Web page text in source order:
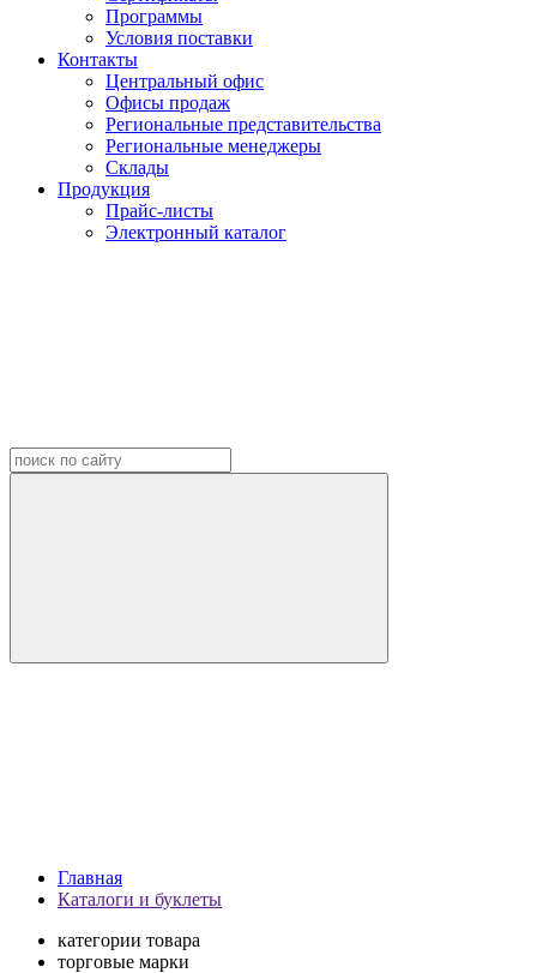
Программы
Условия поставки
Контакты
Центральный офис
Офисы продаж
Региональные представительства
Региональные менеджеры
Склады
Продукция
Прайс-листы
Электронный каталог
Главная
Каталоги и буклеты
категории товара
торговые марки